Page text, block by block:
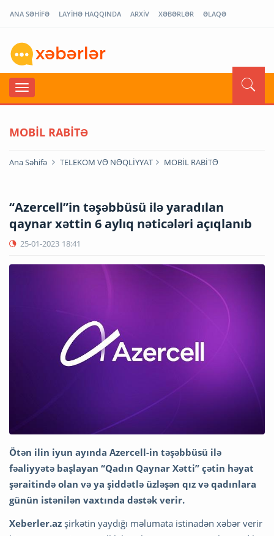
ANA SƏHİFƏ LAYİHƏ HAQQINDA ARXİV XƏBƏRLƏR ƏLAQƏ
MOBİL RABİTƏ
Ana Səhifə TELEKOM VƏ NƏQLİYYAT MOBİL RABİTƏ
“Azercell”in təşəbbüsü ilə yaradılan
qaynar xəttin 6 aylıq nəticələri açıqlanıb
25-01-2023 18:41
Ötən ilin iyun ayında Azercell-in təşəbbüsü ilə
fəaliyyətə başlayan “Qadın Qaynar Xətti” çətin həyat
şəraitində olan və ya şiddətlə üzləşən qız və qadınlara
günün istənilən vaxtında dəstək verir.
Xeberler.az şirkətin yaydığı məlumata istinadən xəbər verir